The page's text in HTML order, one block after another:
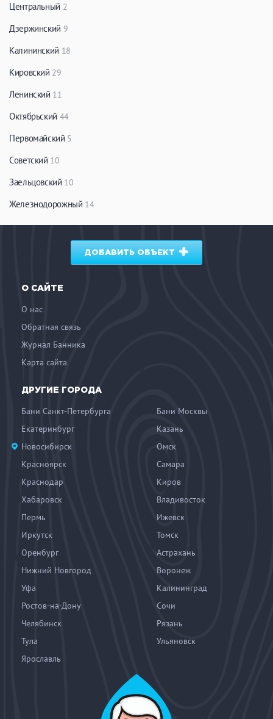
Центральный 2
Дзержинский 9
Калининский 18
Кировский 29
Ленинский 11
Октябрьский 44
Первомайский 5
Советский 10
Заельцовский 10
Железнодорожный 14
ДОБАВИТЬ ОБЪЕКТ
О САЙТЕ
О нас
Обратная связь
Журнал Банника
Карта сайта
ДРУГИЕ ГОРОДА
Бани Санкт-Петербурга
Бани Москвы
Екатеринбург
Казань
Новосибирск
Омск
Красноярск
Самара
Краснодар
Киров
Хабаровск
Владивосток
Пермь
Ижевск
Иркутск
Томск
Оренбург
Астрахань
Нижний Новгород
Воронеж
Уфа
Калининград
Ростов-на-Дону
Сочи
Челябинск
Рязань
Тула
Ульяновск
Ярославль